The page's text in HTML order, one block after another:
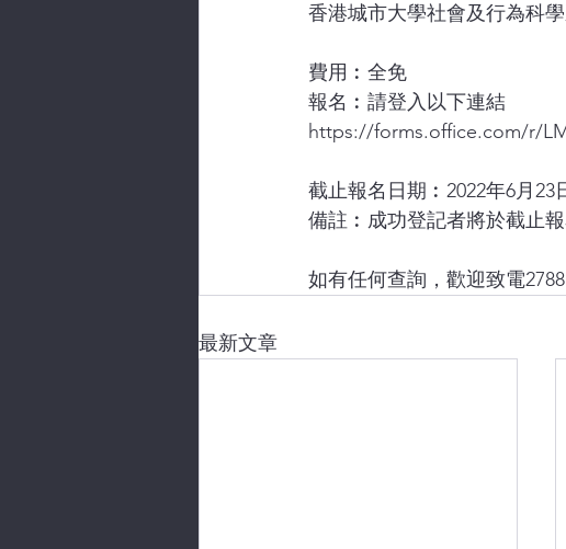
香港城市大學社會及行為科
費用︰全免
報名︰請登入以下連結
https://forms.office.com/r/
截止報名日期︰2022年6月23
備註︰成功登記者將於截止
如有任何查詢，歡迎致電
最新文章